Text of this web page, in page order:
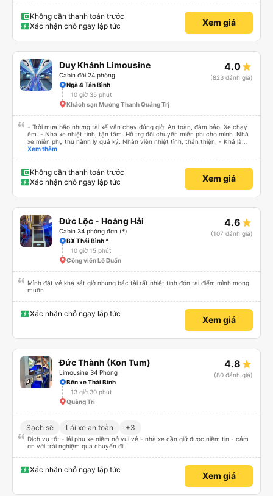
Không cần thanh toán trước
Xác nhận chỗ ngay lập tức
Xem giá
Duy Khánh Limousine
Cabin đôi 24 phòng
4.0
(823 đánh giá)
Ngã 4 Tân Bình
10 giờ 35 phút
Khách sạn Mường Thanh Quảng Trị
- Trời mưa bão nhưng tài xế vẫn chạy đúng giờ. An toàn, đảm bảo. Xe chạy
êm. - Nhà xe nhiệt tình, tận tâm. Hỗ trợ đổi chuyến miễn phí cho mình. Nhà
xe miễn phụ thu hành lý quá ký. Nhân viên nhiệt tình, thân thiện. - Khá là
thích tài xế. Lái xe an toàn. Chu đáo, thân thiện, nhiệt tình. - Xe ngồi thoải
Xem thêm
Không cần thanh toán trước
Xác nhận chỗ ngay lập tức
Xem giá
Đức Lộc - Hoàng Hải
Cabin 34 phòng đơn (*)
4.6
(107 đánh giá)
BX Thái Bình *
10 giờ 15 phút
Công viên Lê Duẩn
Mình đặt vé khá sát giờ nhưng bác tài rất nhiệt tình đón tại điểm mình mong
muốn
Xác nhận chỗ ngay lập tức
Xem giá
Đức Thành (Kon Tum)
Limousine 34 Phòng
4.8
(80 đánh giá)
Bến xe Thái Bình
13 giờ 30 phút
Quảng Trị
Sạch sẽ Lái xe an toàn +3
Dịch vụ tốt - lái phụ xe niềm nở vui vẻ - nhà xe cần giữ được niềm tin - cảm
ơn với trải nghiệm qua chuyến đi!
Xác nhận chỗ ngay lập tức
Xem giá